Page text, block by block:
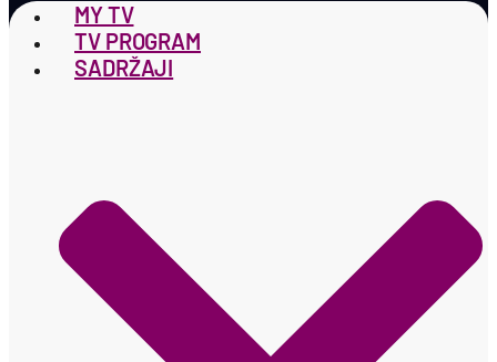
MY TV
TV PROGRAM
SADRŽAJI